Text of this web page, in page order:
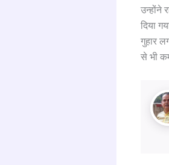
उन्होंने
दिया
गुहार
से भी